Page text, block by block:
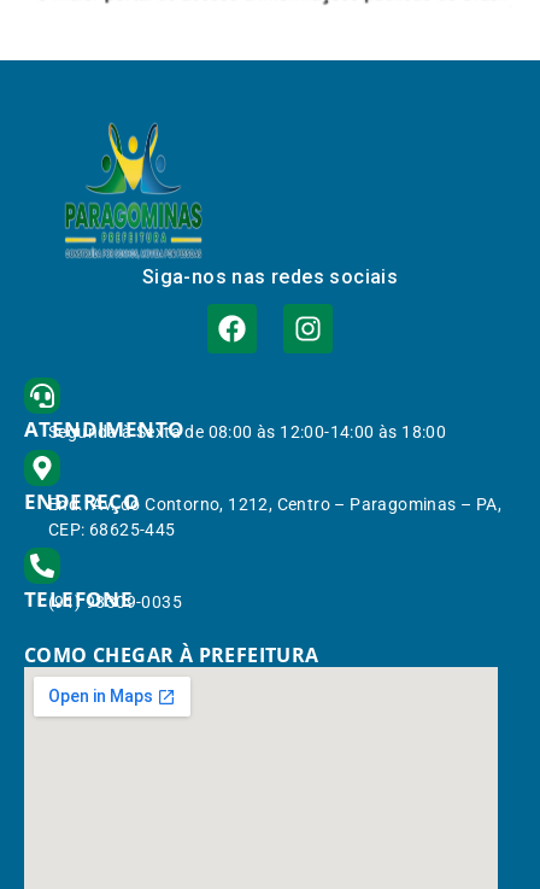
Siga-nos nas redes sociais
ATENDIMENTO
Segunda à Sexta de 08:00 às 12:00-14:00 às 18:00
ENDEREÇO
End.: Av. do Contorno, 1212, Centro – Paragominas – PA,
CEP: 68625-445
TELEFONE
(91) 98309-0035
COMO CHEGAR À PREFEITURA